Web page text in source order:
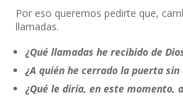
Por eso queremos pedirte que,
llamadas.
¿Qué llamadas he recibido de
¿A quién he cerrado la puerta
¿Qué le diría, en este momento,